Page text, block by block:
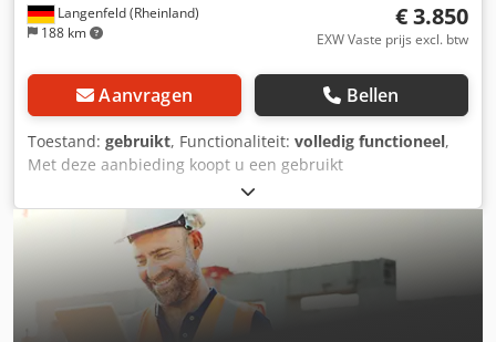
Langenfeld (Rheinland)
188 km
€ 3.850
EXW Vaste prijs excl. btw
Aanvragen Bellen
Toestand: gebruikt, Functionaliteit: volledig functioneel,
Met deze aanbieding koopt u een gebruikt
productiesysteem "Summa 1400 FME-p" Artikel: 1 x Summa
1400 FME-p Staat: Het betreft een gebruikt apparaat, dat
gebruikssporen (kleine krassen of verkleuringen) kan
vertonen. Het apparaat is getest op werking. Een
testafdruk is op de foto te zien. Verpakking en verzending:
U kunt het apparaat tijdens onze openingstijden
bezichtigen. Maak hiervoor vooraf een afspraak! Zeevaste